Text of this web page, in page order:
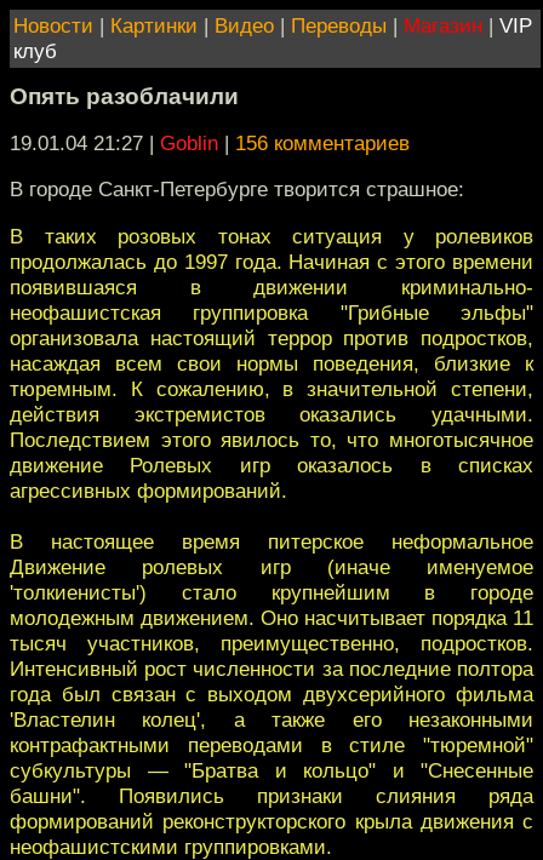
Новости | Картинки | Видео | Переводы | Магазин | VIP
клуб
Опять разоблачили
19.01.04 21:27 | Goblin | 156 комментариев
В городе Санкт-Петербурге творится страшное:
В таких розовых тонах ситуация у ролевиков
продолжалась до 1997 года. Начиная с этого времени
появившаяся в движении криминально-
неофашистская группировка "Грибные эльфы"
организовала настоящий террор против подростков,
насаждая всем свои нормы поведения, близкие к
тюремным. К сожалению, в значительной степени,
действия экстремистов оказались удачными.
Последствием этого явилось то, что многотысячное
движение Ролевых игр оказалось в списках
агрессивных формирований.
В настоящее время питерское неформальное
Движение ролевых игр (иначе именуемое
'толкиенисты') стало крупнейшим в городе
молодежным движением. Оно насчитывает порядка 11
тысяч участников, преимущественно, подростков.
Интенсивный рост численности за последние полтора
года был связан с выходом двухсерийного фильма
'Властелин колец', а также его незаконными
контрафактными переводами в стиле "тюремной"
субкультуры — "Братва и кольцо" и "Снесенные
башни". Появились признаки слияния ряда
формирований реконструкторского крыла движения с
неофашистскими группировками.